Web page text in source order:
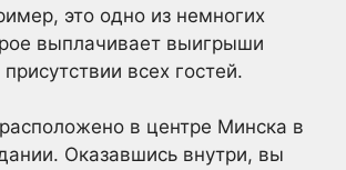
это одно из немногих
выплачивает выигрыши
всех гостей.
в центре Минска в
Оказавшись внутри, вы